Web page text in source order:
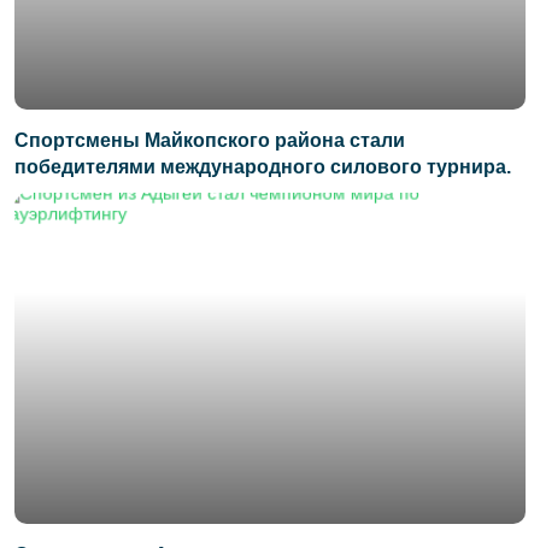
Спортсмены Майкопского района стали
победителями международного силового турнира.